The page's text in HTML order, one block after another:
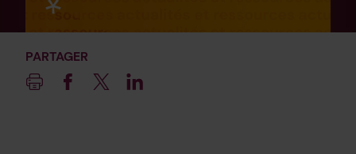
PARTAGER